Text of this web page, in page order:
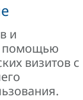
и
помощью
визитов с